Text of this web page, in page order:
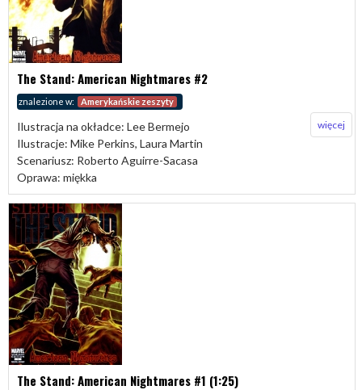
The Stand: American Nightmares #2
znalezione w: Amerykańskie zeszyty
Ilustracja na okładce: Lee Bermejo
Ilustracje: Mike Perkins, Laura Martin
Scenariusz: Roberto Aguirre-Sacasa
Oprawa: miękka
więcej
The Stand: American Nightmares #1 (1:25)